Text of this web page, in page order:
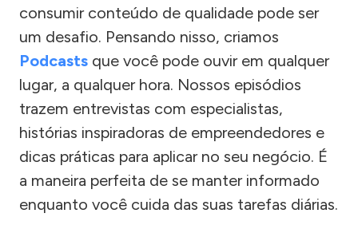
consumir conteúdo de qualidade pode ser
um desafio. Pensando nisso, criamos
Podcasts que você pode ouvir em qualquer
lugar, a qualquer hora. Nossos episódios
trazem entrevistas com especialistas,
histórias inspiradoras de empreendedores e
dicas práticas para aplicar no seu negócio. É
a maneira perfeita de se manter informado
enquanto você cuida das suas tarefas diárias.